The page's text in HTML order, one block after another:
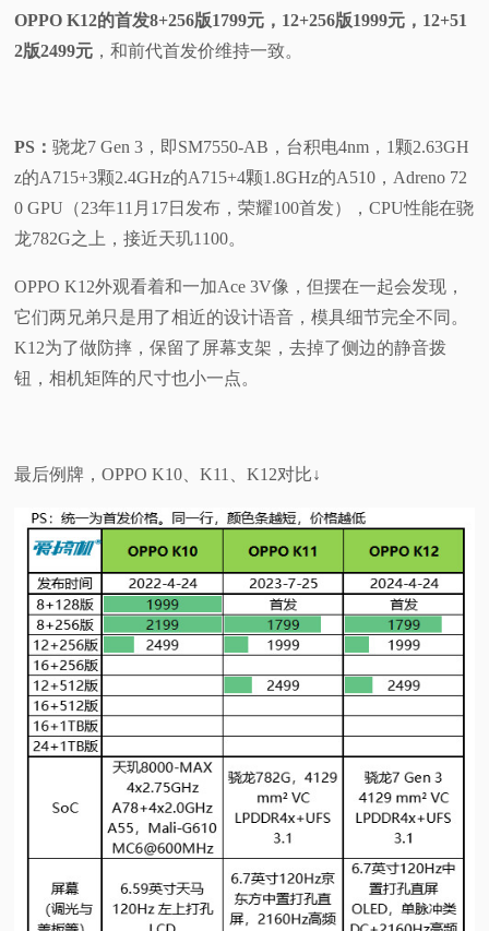
OPPO K12的首发8+256版1799元，12+256版1999元，12+51
2版2499元 ，和前代首发价维持一致。
PS：骁龙7 Gen 3，即SM7550-AB，台积电4nm，1颗2.63GH
z的A715+3颗2.4GHz的A715+4颗1.8GHz的A510，Adreno 72
0 GPU（23年11月17日发布，荣耀100首发），CPU性能在骁
龙782G之上，接近天玑1100。
OPPO K12外观看着和一加Ace 3V像，但摆在一起会发现，
它们两兄弟只是用了相近的设计语音，模具细节完全不同。
K12为了做防摔，保留了屏幕支架，去掉了侧边的静音拨
钮，相机矩阵的尺寸也小一点。
最后例牌，OPPO K10、K11、K12对比↓